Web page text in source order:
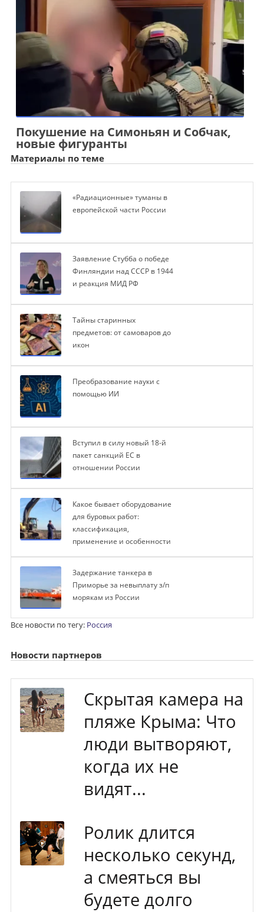
Покушение на Симоньян и Собчак,
новые фигуранты
Материалы по теме
«Радиационные» туманы в
европейской части России
Заявление Стубба о победе
Финляндии над СССР в 1944
и реакция МИД РФ
Тайны старинных
предметов: от самоваров до
икон
Преобразование науки с
помощью ИИ
Вступил в силу новый 18-й
пакет санкций ЕС в
отношении России
Какое бывает оборудование
для буровых работ:
классификация,
применение и особенности
Задержание танкера в
Приморье за невыплату з/п
морякам из России
Все новости по тегу: Россия
Новости партнеров
Скрытая камера на
пляже Крыма: Что
люди вытворяют,
когда их не
видят...
Ролик длится
несколько секунд,
а смеяться вы
будете долго